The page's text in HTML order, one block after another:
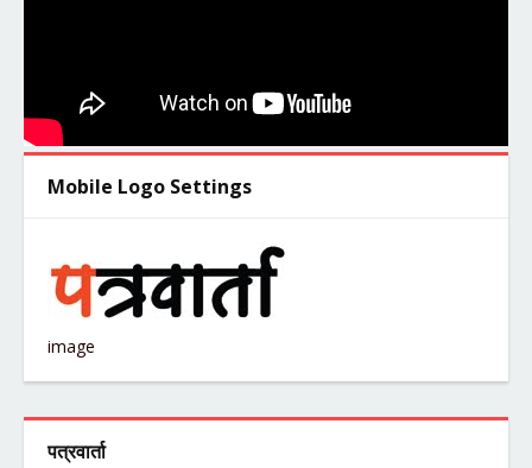
Mobile Logo Settings
image
पत्रवार्ता